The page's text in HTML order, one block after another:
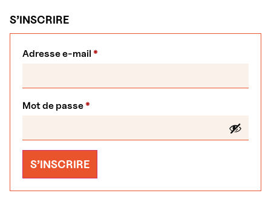
S’INSCRIRE
Adresse e-mail *
Mot de passe*
S’INSCRIRE